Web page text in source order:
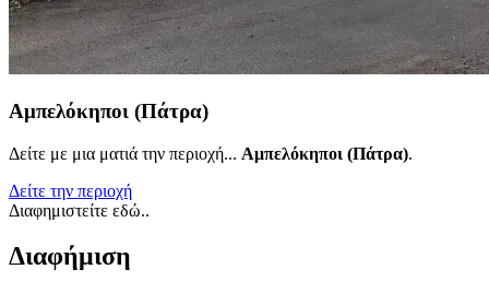
Αμπελόκηποι (Πάτρα)
Δείτε με μια ματιά την περιοχή... Αμπελόκηποι (Πάτρα).
Δείτε την περιοχή
Διαφημιστείτε εδώ..
Διαφήμιση